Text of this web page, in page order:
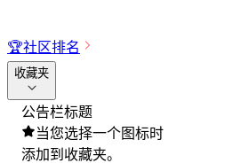
🏆社区排名
收藏夹
公告栏标题
当您选择一个图标时
添加到收藏夹。